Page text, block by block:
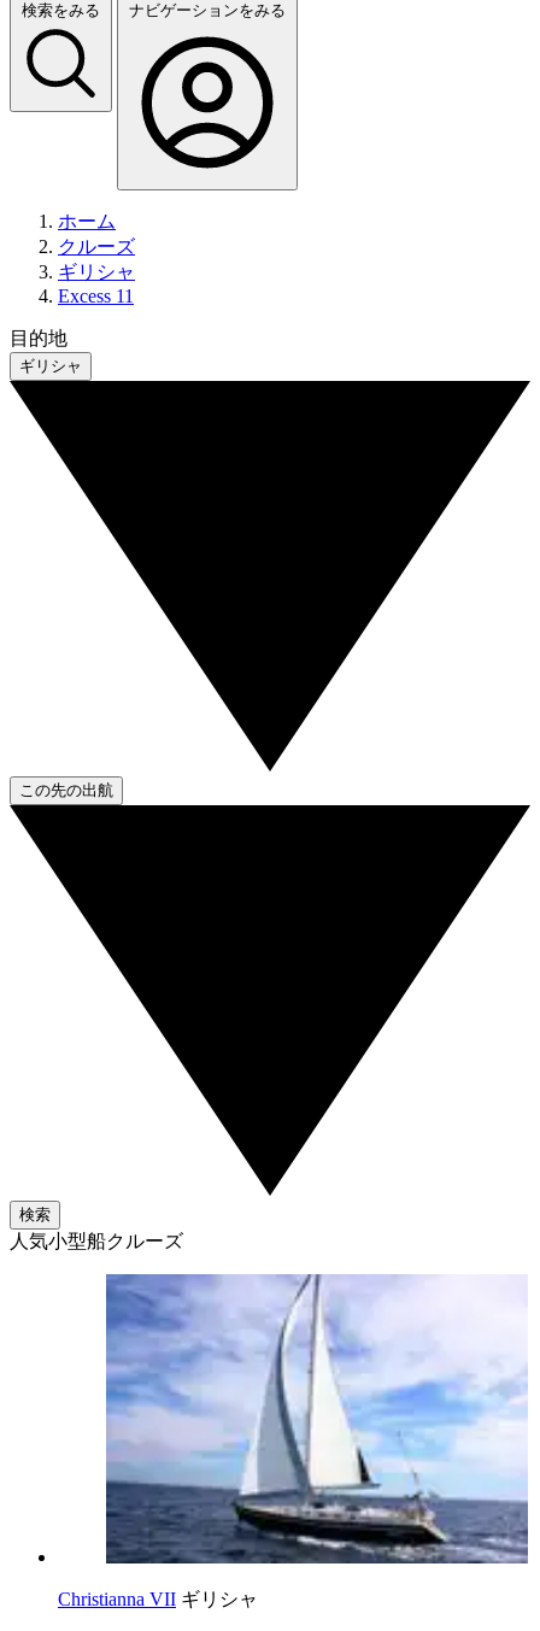
検索をみる ナビゲーションをみる
ホーム
クルーズ
ギリシャ
Excess 11
目的地
ギリシャ
この先の出航
検索
人気小型船クルーズ
Christianna VII ギリシャ